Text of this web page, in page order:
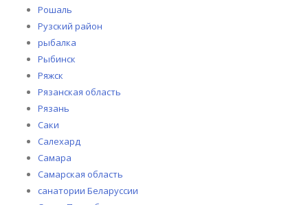
Рошаль
Рузский район
рыбалка
Рыбинск
Ряжск
Рязанская область
Рязань
Саки
Салехард
Самара
Самарская область
санатории Беларуссии